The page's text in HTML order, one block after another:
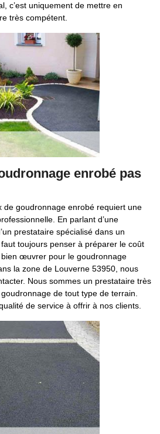
c’est uniquement de mettre en
très compétent.
enrobé pas
de goudronnage enrobé requiert une
En parlant d’une
prestataire spécialisé dans un
toujours penser à préparer le coût
œuvrer pour le goudronnage
la zone de Louverne 53950, nous
Nous sommes un prestataire très
de tout type de terrain.
de service à offrir à nos clients.